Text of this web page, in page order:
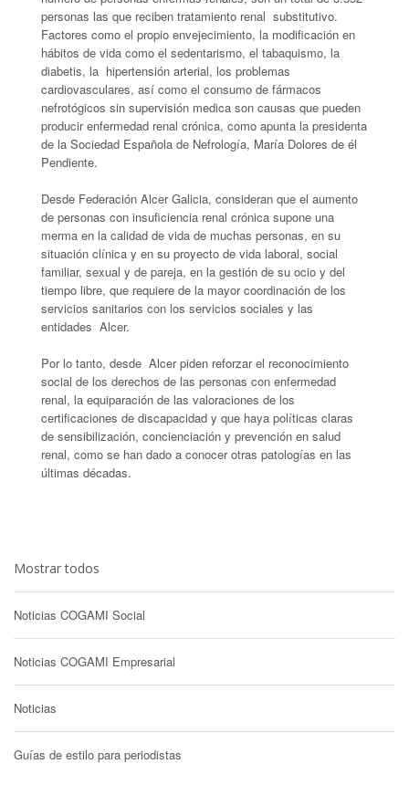
personas las que reciben tratamiento renal substitutivo.
Factores como el propio envejecimiento, la modificación en
hábitos de vida como el sedentarismo, el tabaquismo, la
diabetis, la hipertensión arterial, los problemas
cardiovasculares, así como el consumo de fármacos
nefrotógicos sin supervisión medica son causas que pueden
producir enfermedad renal crónica, como apunta la presidenta
de la Sociedad Española de Nefrología, María Dolores de él
Pendiente.
Desde Federación Alcer Galicia, consideran que el aumento
de personas con insuficiencia renal crónica supone una
merma en la calidad de vida de muchas personas, en su
situación clínica y en su proyecto de vida laboral, social
familiar, sexual y de pareja, en la gestión de su ocio y del
tiempo libre, que requiere de la mayor coordinación de los
servicios sanitarios con los servicios sociales y las
entidades Alcer.
Por lo tanto, desde Alcer piden reforzar el reconocimiento
social de los derechos de las personas con enfermedad
renal, la equiparación de las valoraciones de los
certificaciones de discapacidad y que haya políticas claras
de sensibilización, concienciación y prevención en salud
renal, como se han dado a conocer otras patologías en las
últimas décadas.
Mostrar todos
Noticias COGAMI Social
Noticias COGAMI Empresarial
Noticias
Guías de estilo para periodistas